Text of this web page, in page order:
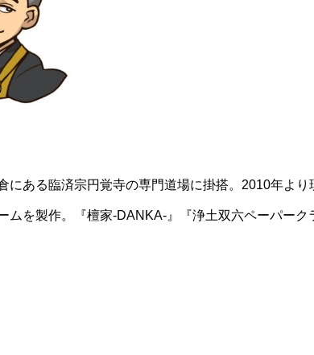
ある臨済宗円覚寺の専門道場に掛搭。2010年より
を製作。『檀家-DANKA-』『浄土双六ペーパーク